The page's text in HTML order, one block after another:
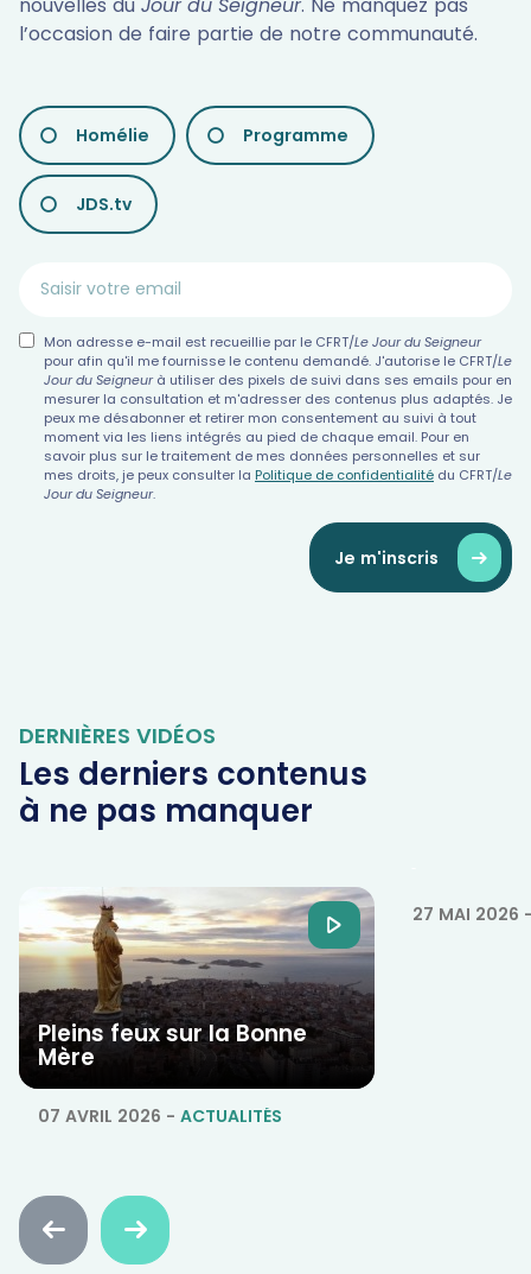
l’occasion de faire partie de notre communauté.
LES
DIFFÉRENTES
NEWSLETTERS
Homélie Programme
JDS.tv
Mon adresse e-mail est recueillie par le CFRT/Le Jour du Seigneur
pour afin qu'il me fournisse le contenu demandé. J'autorise le CFRT/Le
Jour du Seigneurà utiliser des pixels de suivi dans ses emails pour en
mesurer la consultation et m'adresser des contenus plus adaptés. Je
peux me désabonner et retirer mon consentement au suivi à tout
moment via les liens intégrés au pied de chaque email. Pour en
savoir plus sur le traitement de mes données personnelles et sur
mes droits, je peux consulter la Politique de confidentialité du CFRT/Le
Jour du Seigneur.
Je m'inscris
DERNIÈRES VIDÉOS
Les derniers contenus
à ne pas manquer
Pleins feux sur la Bonne
Mère
07 AVRIL 2026 - ACTUALITÉS
27 MAI 2026
Faire
défiler
Faire
défiler